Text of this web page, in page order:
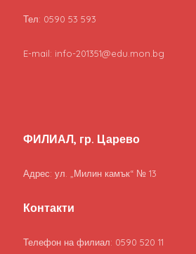
Тел: 0590 53 593
E-mail: info-201351@edu.mon.bg
ФИЛИАЛ, гр. Царево
Адрес: ул. „Милин камък“ № 13
Контакти
Телефон на филиал: 0590 520 11